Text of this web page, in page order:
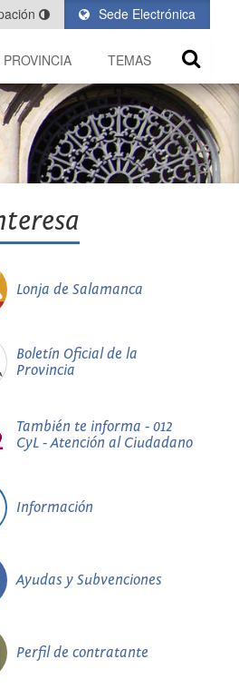
Sede Electrónica
PROVINCIA TEMAS
Lonja de Salamanca
Boletín Oficial de la
Provincia
También te informa - 012
CyL - Atención al Ciudadano
Información
Ayudas y Subvenciones
Perfil de contratante